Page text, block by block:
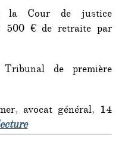
la Cour de justice
500 € de retraite par
de première
avocat général, 14
de « Retraite à 50